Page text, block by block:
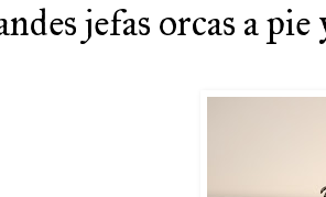
jefas orcas a